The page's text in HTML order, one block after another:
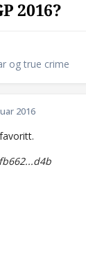
2016?
og true crime
2016